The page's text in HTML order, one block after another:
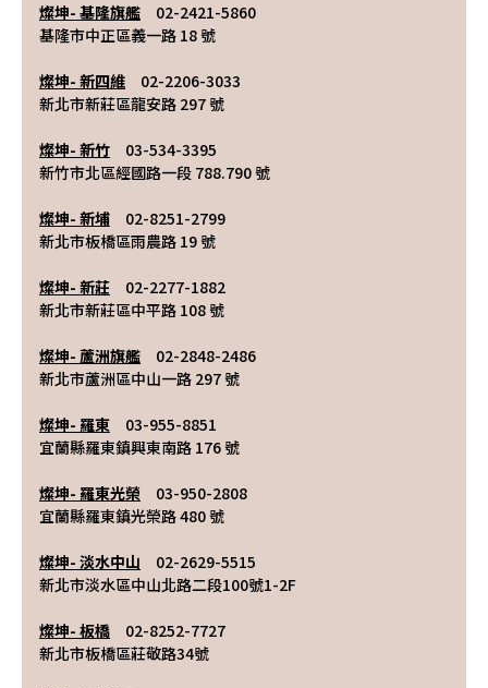
燦坤- 基隆旗艦 02-2421-5860
基隆市中正區義一路 18 號
燦坤- 新四維 02-2206-3033
新北市新莊區龍安路 297 號
燦坤- 新竹 03-534-3395
新竹市北區經國路一段 788.790 號
燦坤- 新埔 02-8251-2799
新北市板橋區雨農路 19 號
燦坤- 新莊 02-2277-1882
新北市新莊區中平路 108 號
燦坤- 蘆洲旗艦 02-2848-2486
新北市蘆洲區中山一路 297 號
燦坤- 羅東 03-955-8851
宜蘭縣羅東鎮興東南路 176 號
燦坤- 羅東光榮 03-950-2808
宜蘭縣羅東鎮光榮路 480 號
燦坤- 淡水中山 02-2629-5515
新北市淡水區中山北路二段100號1-2F
燦坤- 板橋 02-8252-7727
新北市板橋區莊敬路34號